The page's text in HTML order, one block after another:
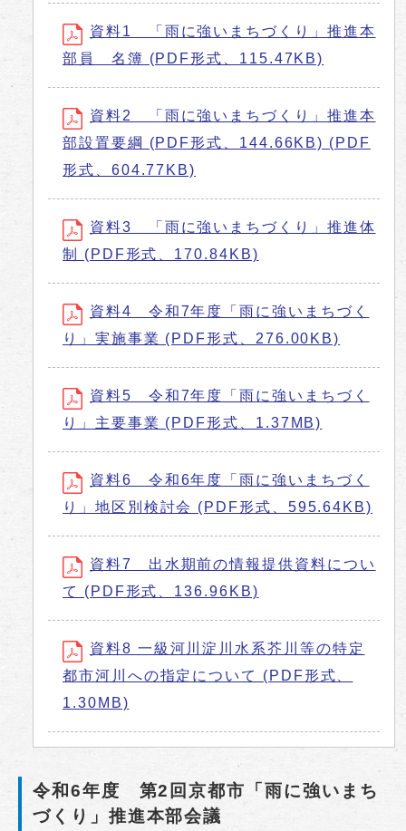
資料1 「雨に強いまちづくり」推進本
部員 名簿 (PDF形式、115.47KB)
資料2 「雨に強いまちづくり」推進本
部設置要綱 (PDF形式、144.66KB) (PDF
形式、604.77KB)
資料3 「雨に強いまちづくり」推進体
制 (PDF形式、170.84KB)
資料4 令和7年度「雨に強いまちづく
り」実施事業 (PDF形式、276.00KB)
資料5 令和7年度「雨に強いまちづく
り」主要事業 (PDF形式、1.37MB)
資料6 令和6年度「雨に強いまちづく
り」地区別検討会 (PDF形式、595.64KB)
資料7 出水期前の情報提供資料につい
て (PDF形式、136.96KB)
資料8 一級河川淀川水系芥川等の特定
都市河川への指定について (PDF形式、
1.30MB)
令和6年度 第2回京都市「雨に強いまち
づくり」推進本部会議